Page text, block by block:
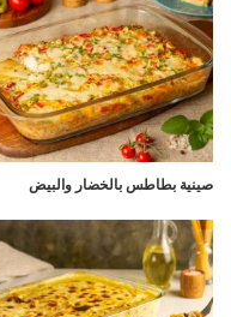
صينية بطاطس بالخضار والبيض